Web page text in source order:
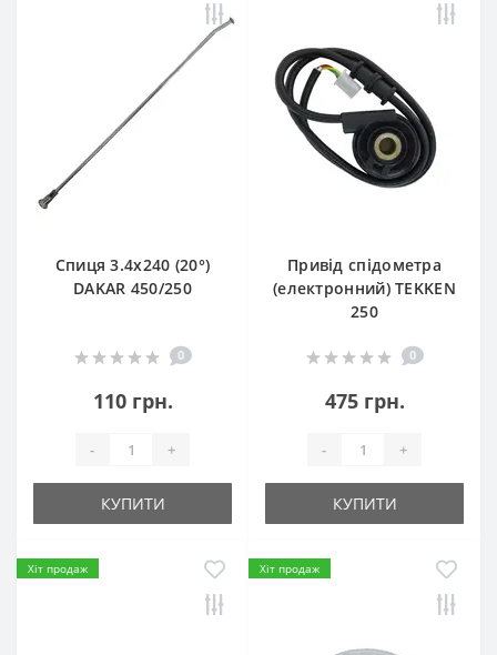
Спиця 3.4х240 (20°)
DAKAR 450/250
0
110 грн.
- +
КУПИТИ
Привід спідометра
(електронний) TEKKEN
250
0
475 грн.
- +
КУПИТИ
Хіт продаж Хіт продаж